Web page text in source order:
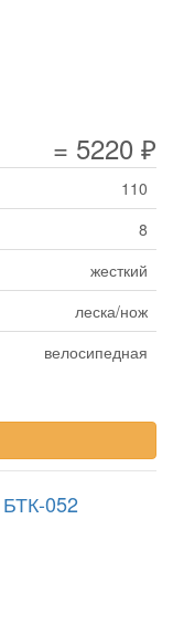
= 5220 ₽
110
8
жесткий
леска/нож
велосипедная
052